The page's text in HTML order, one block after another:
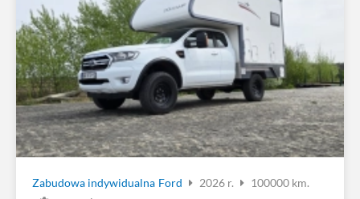
Zabudowa indywidualna Ford 2026 r.
100000 km.